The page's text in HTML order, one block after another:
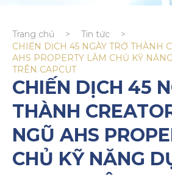
Trang chủ > Tin tức
>
CHIẾN DỊCH 45 NGÀY TRỞ THÀNH
AHS PROPERTY LÀM CHỦ KỸ
TRÊN CAPCUT
CHIẾN DỊCH 45
THÀNH
NGŨ AHS
CHỦ KỸ NĂNG